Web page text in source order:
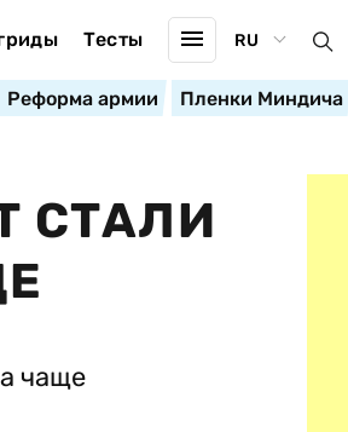
Тесты RU
Реформа армии Пленки Миндича
СТАЛИ